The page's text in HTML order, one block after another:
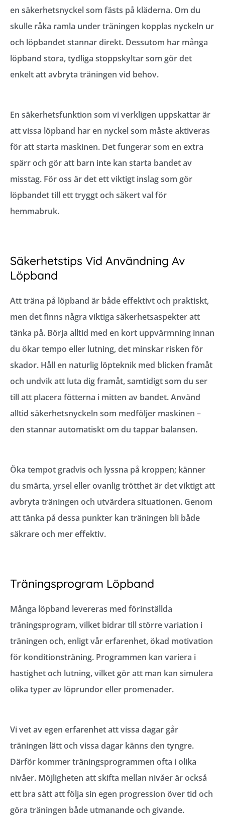
en säkerhetsnyckel som fästs på kläderna. Om du
skulle råka ramla under träningen kopplas nyckeln ur
och löpbandet stannar direkt. Dessutom har många
löpband stora, tydliga stoppskyltar som gör det
enkelt att avbryta träningen vid behov.
En säkerhetsfunktion som vi verkligen uppskattar är
att vissa löpband har en nyckel som måste aktiveras
för att starta maskinen. Det fungerar som en extra
spärr och gör att barn inte kan starta bandet av
misstag. För oss är det ett viktigt inslag som gör
löpbandet till ett tryggt och säkert val för
hemmabruk.
Säkerhetstips Vid Användning Av
Löpband
Att träna på löpband är både effektivt och praktiskt,
men det finns några viktiga säkerhetsaspekter att
tänka på. Börja alltid med en kort uppvärmning innan
du ökar tempo eller lutning, det minskar risken för
skador. Håll en naturlig löpteknik med blicken framåt
och undvik att luta dig framåt, samtidigt som du ser
till att placera fötterna i mitten av bandet. Använd
alltid säkerhetsnyckeln som medföljer maskinen –
den stannar automatiskt om du tappar balansen.
Öka tempot gradvis och lyssna på kroppen; känner
du smärta, yrsel eller ovanlig trötthet är det viktigt att
avbryta träningen och utvärdera situationen. Genom
att tänka på dessa punkter kan träningen bli både
säkrare och mer effektiv.
Träningsprogram Löpband
Många löpband levereras med förinställda
träningsprogram, vilket bidrar till större variation i
träningen och, enligt vår erfarenhet, ökad motivation
för konditionsträning. Programmen kan variera i
hastighet och lutning, vilket gör att man kan simulera
olika typer av löprundor eller promenader.
Vi vet av egen erfarenhet att vissa dagar går
träningen lätt och vissa dagar känns den tyngre.
Därför kommer träningsprogrammen ofta i olika
nivåer. Möjligheten att skifta mellan nivåer är också
ett bra sätt att följa sin egen progression över tid och
göra träningen både utmanande och givande.